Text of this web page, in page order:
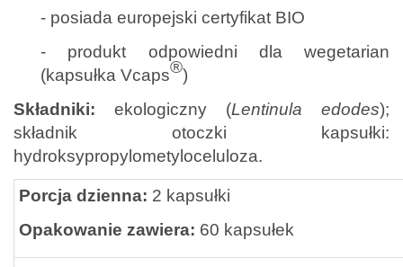
- posiada europejski certyfikat BIO
- produkt odpowiedni dla wegetarian
(kapsułka Vcaps®)
Składniki: ekologiczny (Lentinula edodes);
składnik otoczki kapsułki:
hydroksypropylometyloceluloza.
Porcja dzienna: 2 kapsułki
Opakowanie zawiera: 60 kapsułek